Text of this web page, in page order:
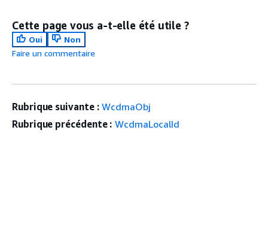
Cette page vous a-t-elle été utile ?
Oui
Non
Faire un commentaire
Rubrique suivante : WcdmaObj
Rubrique précédente : WcdmaLocalId